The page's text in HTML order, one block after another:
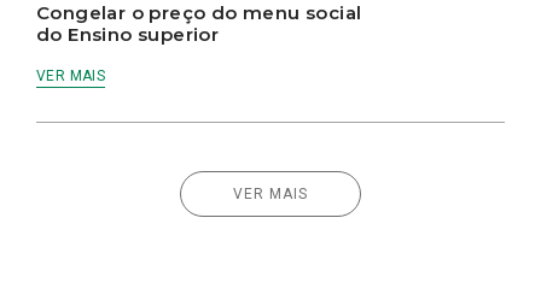
Congelar o preço do menu social
do Ensino superior
VER MAIS
VER MAIS